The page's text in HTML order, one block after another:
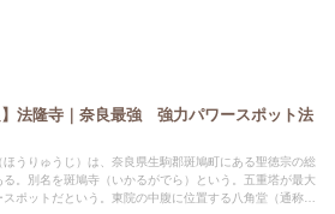
】法隆寺｜奈良最強 強力パワースポット法
ほうりゅうじ）は、奈良県生駒郡斑鳩町にある聖徳宗の総
る。別名を斑鳩寺（いかるがでら）という。五重塔が最大
スポットだという。東院の中腹に位置する八角堂（通称・